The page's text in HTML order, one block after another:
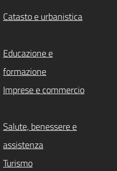
Catasto e urbanistica
Educazione e
formazione
Imprese e commercio
Salute, benessere e
assistenza
Turismo